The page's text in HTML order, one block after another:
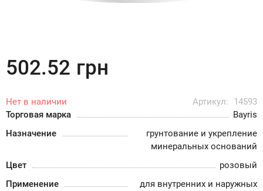
Нет в наличии Артикул:
14593
Торговая марка
Bayris
Назначение
грунтование и укрепление
минеральных оснований
Цвет
розовый
Применение
для внутренних и наружных
502.52 грн